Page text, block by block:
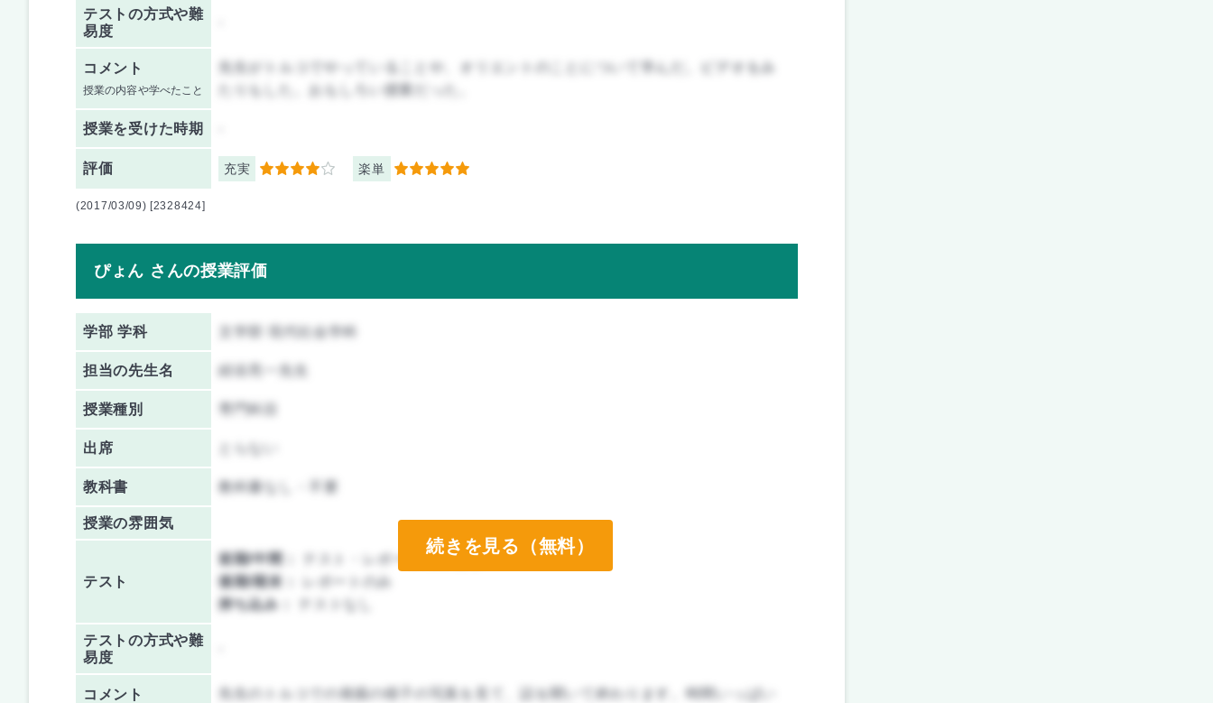
テストの方式や難
易度
コメント
授業の内容や学べたこと
先生がトルコでやっていることや、オリエントのことについて学んだ。ビデオをみ
授業を受けた時期
評価 充実 4 楽単 5
(2017/03/09) [2328424]
ぴょん さんの授業評価
学部 学科 文学部 現代社会学科
担当の先生名
授業種別 専門科目
出席
教科書 教科書なし・不要
授業の雰囲気
テスト
前期/中間：
テスト・レポート両方なし
後期/期末：
レポートのみ
持ち込み：
テストの方式や難
易度
コメント
先生のトルコでの発掘の様子の写真を見て、話を聞いて終わります。時間いっぱい
続きを見る（無料）